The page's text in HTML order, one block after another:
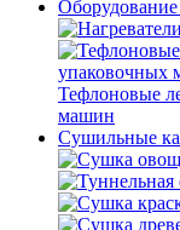
Оборудование
Тефлоновые
машин
Сушильные